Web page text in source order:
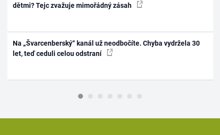
dětmi? Tejc zvažuje mimořádný zásah
Na „Švarcenberský“ kanál už neodbočíte. Chyba vydržela 30
let, teď ceduli celou odstraní